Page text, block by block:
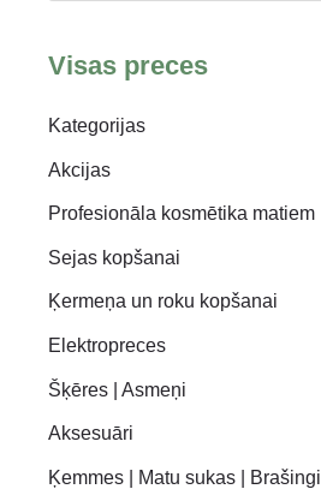
Visas preces
Kategorijas
Akcijas
Profesionāla kosmētika matiem
Sejas kopšanai
Ķermeņa un roku kopšanai
Elektropreces
Šķēres | Asmeņi
Aksesuāri
Ķemmes | Matu sukas | Brašingi